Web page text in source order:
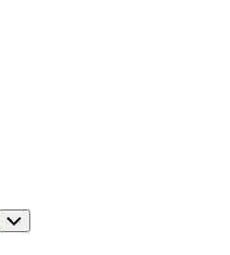
Toggle
Child